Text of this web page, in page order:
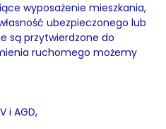
wyposażenie mieszkania,
ubezpieczonego lub
są przytwierdzone do
ruchomego możemy
i AGD,